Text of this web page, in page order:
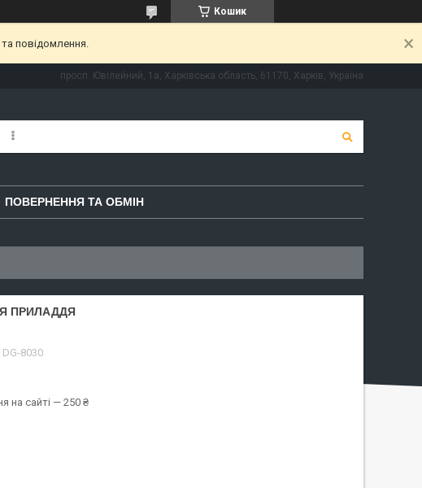
Кошик
повідомлення.
просп. Ювілейний, 1а, Харківська область, 61170, Харків, Україна
ПОВЕРНЕННЯ ТА ОБМІН
ПРИЛАДДЯ
DG-8030
на сайті — 250 ₴